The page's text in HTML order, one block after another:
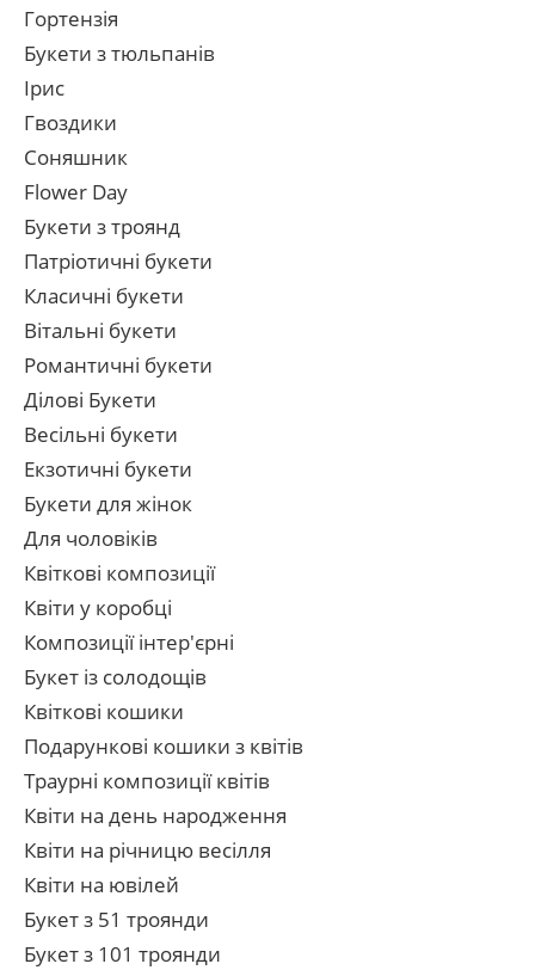
Гортензія
Букети з тюльпанів
Ірис
Гвоздики
Соняшник
Flower Day
Букети з троянд
Патріотичні букети
Класичні букети
Вітальні букети
Романтичні букети
Ділові Букети
Весільні букети
Екзотичні букети
Букети для жінок
Для чоловіків
Квіткові композиції
Квіти у коробці
Композиції інтер'єрні
Букет із солодощів
Квіткові кошики
Подарункові кошики з квітів
Траурні композиції квітів
Квіти на день народження
Квіти на річницю весілля
Квіти на ювілей
Букет з 51 троянди
Букет з 101 троянди